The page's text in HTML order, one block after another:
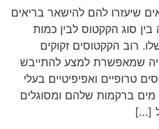
שיעזרו להם להישאר בריאים
סוג הקקטוס לבין כמות
רוב הקקטוסים זקוקים
שמאפשרת למצע להתייבש
טרופיים ואפיפיטיים בעלי
מים ברקמות שלהם ומסוגלים
[…]